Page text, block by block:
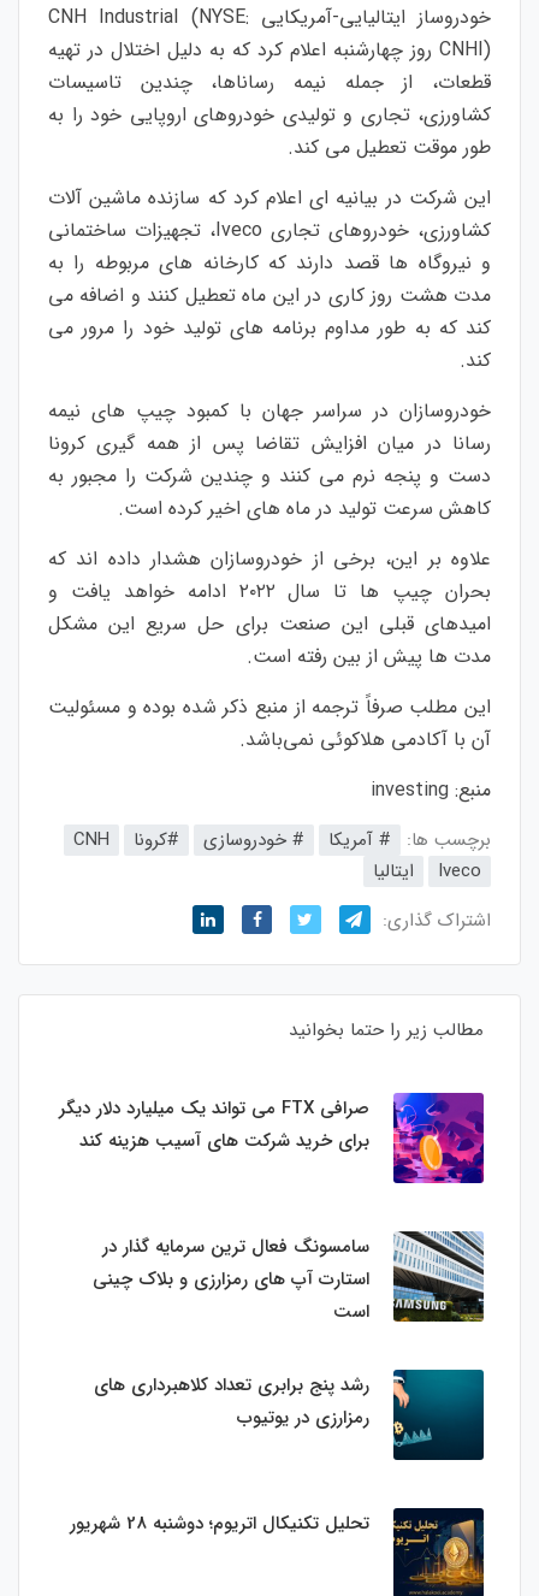
خودروساز ایتالیایی-آمریکایی CNH Industrial (NYSE:
CNHI) روز چهارشنبه اعلام کرد که به دلیل اختلال در تهیه
قطعات، از جمله نیمه رساناها، چندین تاسیسات
کشاورزی، تجاری و تولیدی خودروهای اروپایی خود را به
طور موقت تعطیل می کند.
این شرکت در بیانیه ای اعلام کرد که سازنده ماشین آلات
کشاورزی، خودروهای تجاری Iveco، تجهیزات ساختمانی
و نیروگاه ها قصد دارند که کارخانه های مربوطه را به
مدت هشت روز کاری در این ماه تعطیل کنند و اضافه می
کند که به طور مداوم برنامه های تولید خود را مرور می
کند.
خودروسازان در سراسر جهان با کمبود چیپ های نیمه
رسانا در میان افزایش تقاضا پس از همه گیری کرونا
دست و پنجه نرم می کنند و چندین شرکت را مجبور به
کاهش سرعت تولید در ماه های اخیر کرده است.
علاوه بر این، برخی از خودروسازان هشدار داده اند که
بحران چیپ ها تا سال ۲۰۲۲ ادامه خواهد یافت و
امیدهای قبلی این صنعت برای حل سریع این مشکل
مدت ها پیش از بین رفته است.
این مطلب صرفاً ترجمه از منبع ذکر شده بوده و مسئولیت
آن با آکادمی هلاکوئی نمی‌باشد.
منبع: investing
برچسب ها: # آمریکا # خودروسازی #کرونا
CNH
Iveco
ایتالیا
اشتراک گذاری:
مطالب زیر را حتما بخوانید
صرافی FTX می تواند یک میلیارد دلار دیگر
برای خرید شرکت های آسیب هزینه کند
سامسونگ فعال‌ ترین سرمایه‌ گذار در
استارت‌ آپ‌ های رمزارزی و بلاک چینی
است
رشد پنج برابری تعداد کلاهبرداری های
رمزارزی در یوتیوب
تحلیل تکنیکال اتریوم؛ دوشنبه 28 شهریور